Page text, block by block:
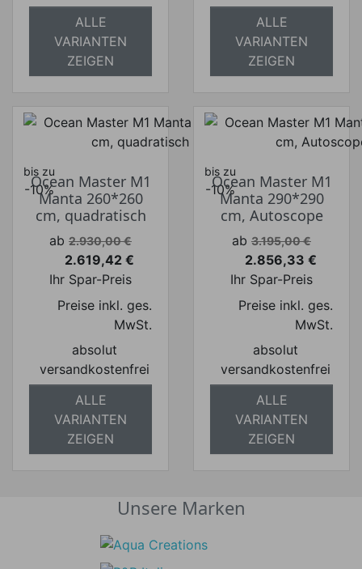
ALLE
VARIANTEN
ZEIGEN
ALLE
VARIANTEN
ZEIGEN
bis zu
-10%
Ocean Master M1
Manta 260*260
cm, quadratisch
Verkaufspreis
ab 2.930,00 €
Preis
2.619,42 €
Ihr Spar-Preis
Preise inkl. ges.
MwSt.
absolut
versandkostenfrei
ALLE
VARIANTEN
ZEIGEN
bis zu
-10%
Ocean Master M1
Manta 290*290
cm, Autoscope
Verkaufspreis
ab 3.195,00 €
Preis
2.856,33 €
Ihr Spar-Preis
Preise inkl. ges.
MwSt.
absolut
versandkostenfrei
ALLE
VARIANTEN
ZEIGEN
Unsere Marken